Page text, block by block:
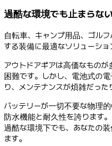
過酷な環境でも止まらな
自転車、キャンプ用品、ゴル
する装備に最適なソリューショ
アウトドアギアは高価なもの
困難です。しかし、電池式の
り、メンテナンスが煩雑だった
バッテリーが一切不要な物理
防水機能と耐久性を誇ります
過酷な環境下でも、あなたの
ます。